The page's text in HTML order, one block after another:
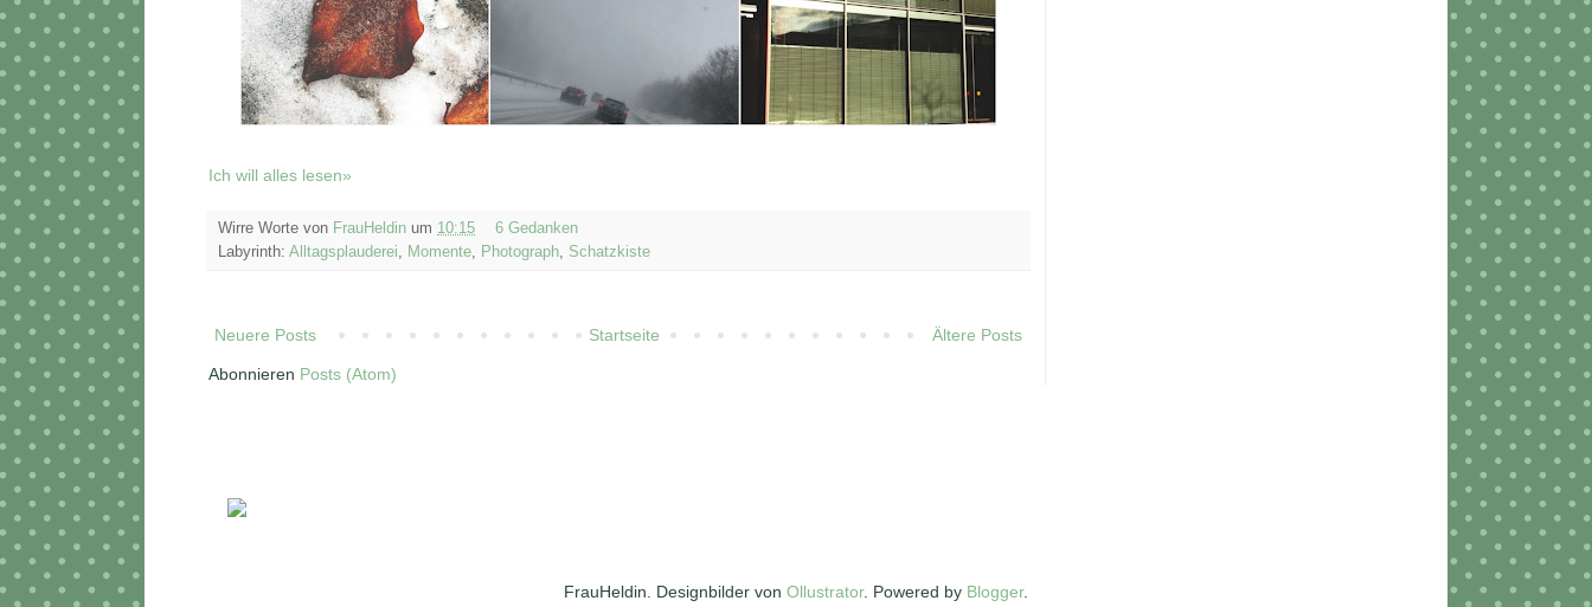
Ich will alles lesen»
Wirre Worte von FrauHeldin um 10:15
6 Gedanken
Labyrinth: Alltagsplauderei, Momente, Photograph, Schatzkiste
Neuere Posts Ältere Posts
Startseite
Abonnieren Posts (Atom)
FrauHeldin. Designbilder von Ollustrator. Powered by Blogger.